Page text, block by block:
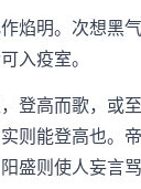
明。次想黑
入疫室。
高而歌，或至
则能登高也。
盛则使人妄言